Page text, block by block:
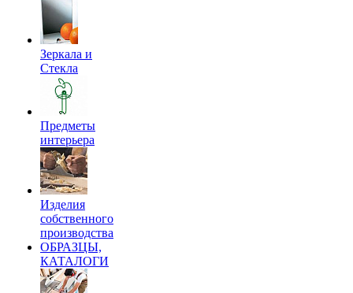
Зеркала и
Стекла
Предметы
интерьера
Изделия
собственного
производства
ОБРАЗЦЫ,
КАТАЛОГИ